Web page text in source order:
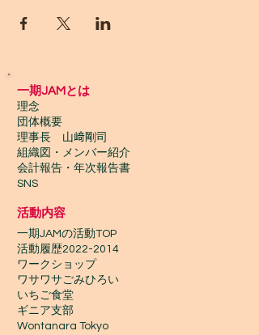
一期JAMとは
理念
団体概要
理事長 山﨑剛司
組織図・メンバー紹介
会計報告​・年次報告書
SNS
活動内容
一期JAMの活動TOP
​活動履歴2022-2014
ワークショップ
ワサワサごみひろい
いちご食堂
ギニア支部
Wontanara Tokyo